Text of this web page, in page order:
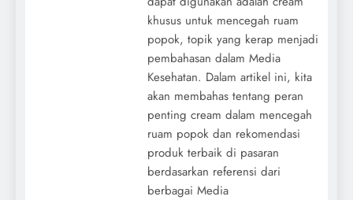
khusus untuk mencegah ruam
popok, topik yang kerap menjadi
pembahasan dalam Media
Kesehatan. Dalam artikel ini, kita
akan membahas tentang peran
penting cream dalam mencegah
ruam popok dan rekomendasi
produk terbaik di pasaran
berdasarkan referensi dari
berbagai Media